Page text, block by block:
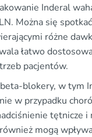
Inderal
Można się
różne
łatwo
pacjentów.
blokery, w tym
w przypadku
tętnicze i
mogą